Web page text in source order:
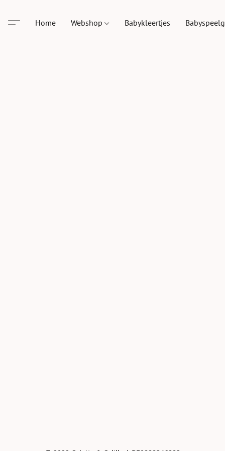
Home Webshop Babykleertjes